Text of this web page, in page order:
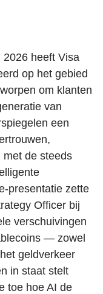
2026 heeft Visa
op het gebied
om klanten
van
een
met de steeds
presentatie zette
Officer bij
verschuivingen
— zowel
geldverkeer
in staat stelt
toe hoe AI de